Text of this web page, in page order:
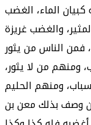
الماء، الغضب
والغضب غريزة
فمن الناس من يثور
ومنهم من لا يثور،
ومنهم الحليم
وصف بذلك معن بن